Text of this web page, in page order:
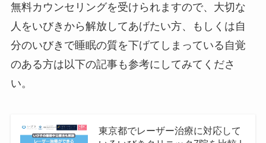
無料カウンセリングを受けられますので、大切な
人をいびきから解放してあげたい方、もしくは自
分のいびきで睡眠の質を下げてしまっている自覚
のある方は以下の記事も参考にしてみてくださ
い。
東京都でレーザー治療に対応して